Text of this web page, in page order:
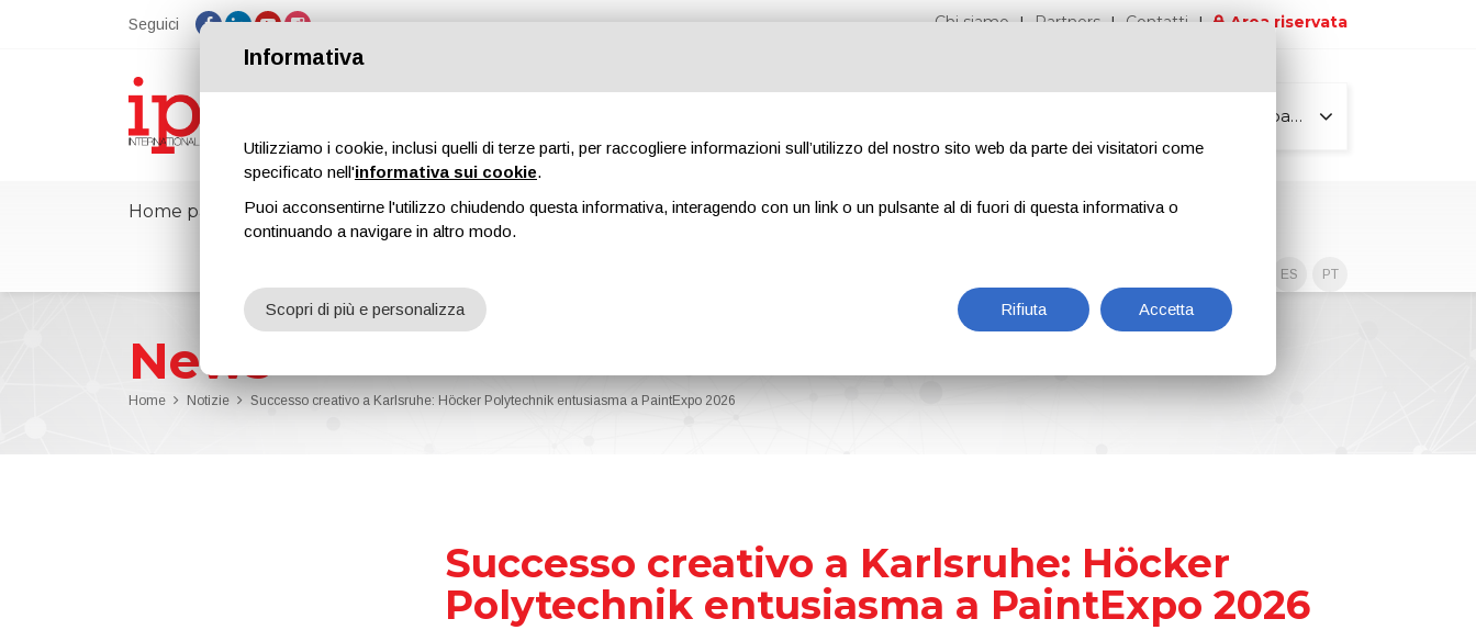
Seguici Chi siamo Partners Contatti Area riservata
Tutte le pagine
Home page ipcmPedia Notizie Fiere Formazione Riviste Pubblicità Blog Contenuti esclusivi
ES PT
News
Home Notizie Successo creativo a Karlsruhe: Höcker Polytechnik entusiasma a PaintExpo 2026
Successo creativo a Karlsruhe: Höcker
Polytechnik entusiasma a PaintExpo 2026
Informativa
Utilizziamo i cookie, inclusi quelli di terze parti, per raccogliere informazioni sull’utilizzo del nostro sito web da parte dei visitatori come
specificato nell'informativa sui cookie.
Puoi acconsentirne l'utilizzo chiudendo questa informativa, interagendo con un link o un pulsante al di fuori di questa informativa o
continuando a navigare in altro modo.
Rifiuta Accetta
Scopri di più e personalizza